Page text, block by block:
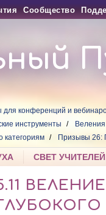
Сообщество
для конференций и
инструменты Веления
категориям Призывы 26:
СВЕТ УЧИТЕЛЕЙ